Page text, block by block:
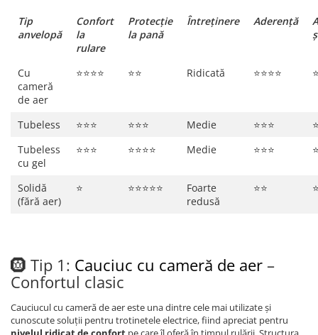
Tip
anvelopă
Confort
la
rulare
Protecție
la pană
Întreținere Aderență
Cu
cameră
de aer
⭐⭐⭐⭐ ⭐⭐ Ridicată ⭐⭐⭐⭐
Tubeless ⭐⭐⭐ ⭐⭐⭐ Medie ⭐⭐⭐
Tubeless
cu gel
⭐⭐⭐ ⭐⭐⭐⭐ Medie ⭐⭐⭐
Solidă
(fără aer)
⭐ ⭐⭐⭐⭐⭐
Foarte
redusă
⭐⭐
🛞 Tip 1: Cauciuc cu cameră de aer –
Confortul clasic
Cauciucul cu cameră de aer este una dintre cele mai utilizate și
cunoscute soluții pentru trotinetele electrice, fiind apreciat pentru